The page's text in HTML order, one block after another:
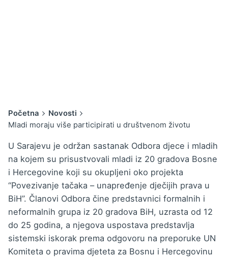
Početna
Novosti
Mladi moraju više participirati u društvenom životu
U Sarajevu je održan sastanak Odbora djece i mladih
na kojem su prisustvovali mladi iz 20 gradova Bosne
i Hercegovine koji su okupljeni oko projekta
“Povezivanje tačaka – unapređenje dječijih prava u
BiH”. Članovi Odbora čine predstavnici formalnih i
neformalnih grupa iz 20 gradova BiH, uzrasta od 12
do 25 godina, a njegova uspostava predstavlja
sistemski iskorak prema odgovoru na preporuke UN
Komiteta o pravima djeteta za Bosnu i Hercegovinu